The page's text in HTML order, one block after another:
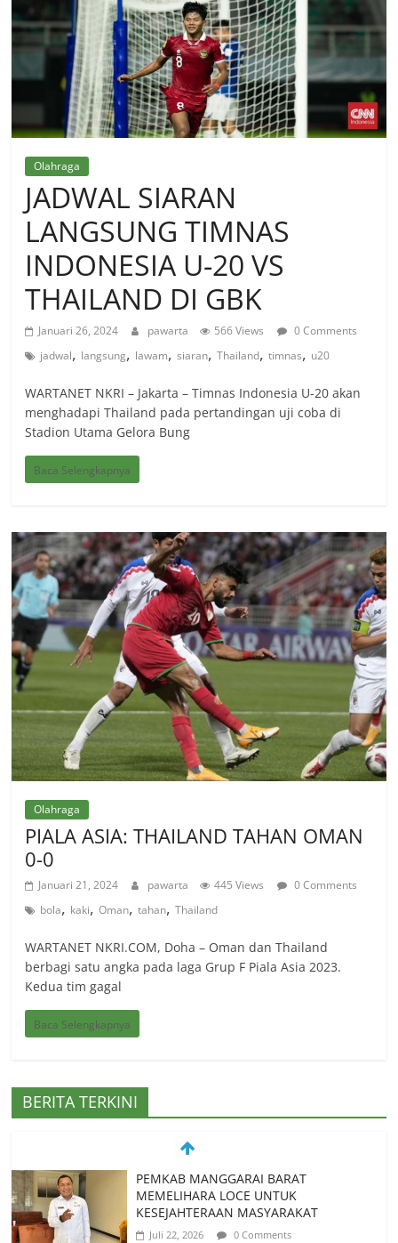
Olahraga
JADWAL SIARAN
LANGSUNG TIMNAS
INDONESIA U-20 VS
THAILAND DI GBK
Januari 26, 2024 pawarta 566 Views
0 Comments
jadwal, langsung, lawam,siaran,Thailand,timnas, u20
WARTANET NKRI – Jakarta – Timnas Indonesia U-20 akan
menghadapi Thailand pada pertandingan uji coba di
Stadion Utama Gelora Bung
Baca Selengkapnya
Olahraga
PIALA ASIA: THAILAND TAHAN OMAN
0-0
Januari 21, 2024 pawarta 445 Views
0 Comments
bola, kaki,Oman,tahan,Thailand
WARTANET NKRI.COM, Doha – Oman dan Thailand
berbagi satu angka pada laga Grup F Piala Asia 2023.
Kedua tim gagal
Baca Selengkapnya
BERITA TERKINI
PEMKAB MANGGARAI BARAT
MEMELIHARA LOCE UNTUK
KESEJAHTERAAN MASYARAKAT
Juli 22, 2026 0 Comments